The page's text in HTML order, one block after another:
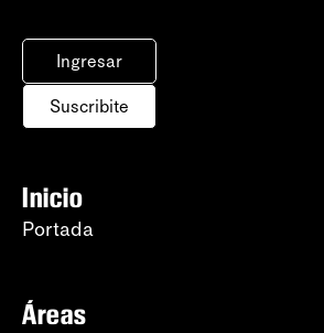
Ingresar
Suscribite
Inicio
Portada
Áreas